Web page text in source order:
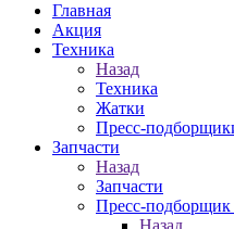
Главная
Акция
Техника
Назад
Техника
Жатки
Пресс-
Запчасти
Назад
Запчасти
Пресс-
Назад